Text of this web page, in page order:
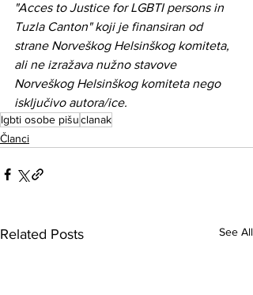
"Acces to Justice for LGBTI persons in
Tuzla Canton" koji je finansiran od
strane Norveškog Helsinškog komiteta,
ali ne izražava nužno stavove
Norveškog Helsinškog komiteta nego
isključivo autora/ice.
lgbti osobe pišuclanak
Članci
Related Posts See All